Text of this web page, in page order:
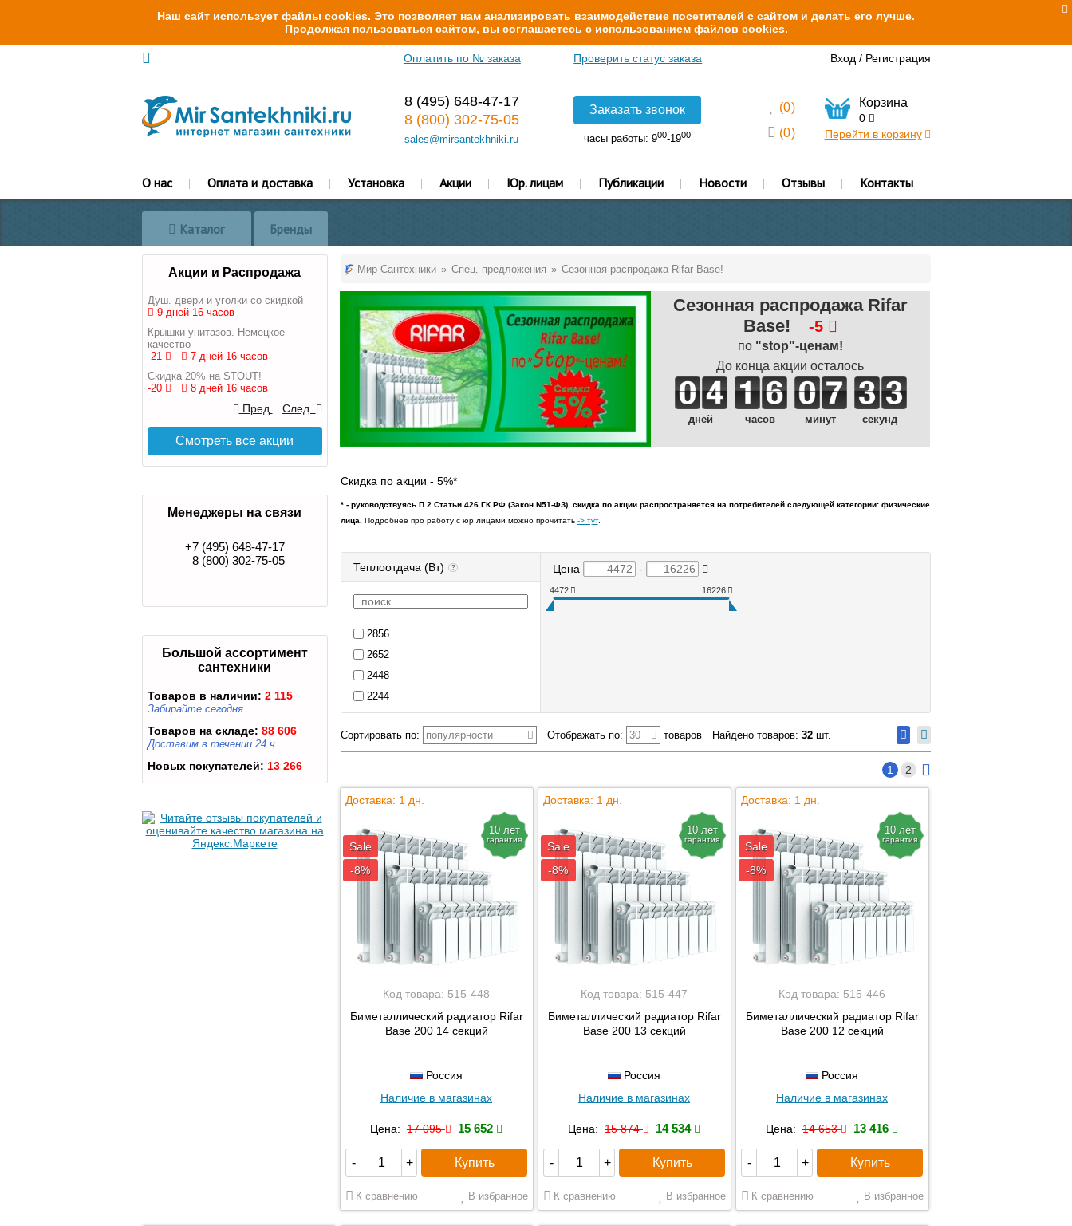
Наш сайт использует файлы cookies. Это позволяет нам анализировать взаимодействие посетителей с сайтом и делать его лучше.
Продолжая пользоваться сайтом, вы соглашаетесь с использованием файлов cookies.
Оплатить по № заказа Проверить статус заказа Вход / Регистрация
8 (495) 648-47-17
8 (800) 302-75-05
sales@mirsantekhniki.ru
Заказать звонок
часы работы: 900-1900
(0)
(0)
Корзина
0
Перейти в корзину
О нас Оплата и доставка Установка Акции Юр. лицам Публикации Новости Отзывы Контакты
Каталог Бренды
Акции и Распродажа
Душ. двери и уголки со скидкой
9 дней 16 часов
Крышки унитазов. Немецкое
качество
-21
7 дней 16 часов
Скидка 20% на STOUT!
-20
8 дней 16 часов
Пред. След.
Смотреть все акции
Менеджеры на связи
+7 (495) 648-47-17
8 (800) 302-75-05
Большой ассортимент
сантехники
Товаров в наличии: 2 115
Забирайте сегодня
Товаров на складе: 88 606
Доставим в течении 24 ч.
Новых покупателей: 13 266
Мир Сантехники Спец. предложения Сезонная распродажа Rifar Base!
Сезонная распродажа Rifar
Base!
-5
по "stop"-ценам!
До конца акции осталось
дней часов минут секунд
Скидка по акции - 5%*
* - руководствуясь П.2 Статьи 426 ГК РФ (Закон N51-ФЗ), скидка по акции распространяется на потребителей следующей категории: физические
лица.
Подробнее про работу с юр.лицами можно прочитать -> тут.
Теплоотдача (Вт) ?
2856
2652
2448
2244
2040
1904
1496
1428
1360
1352
1144
1088
680
624
544
416
Цена -
4472 16226
Сортировать по: популярности Отображать по: 30 товаров Найдено товаров: 32шт.
1 2
Доставка: 1 дн.
-8%
Sale
10 лет
гарантия
Код товара: 515-448
Биметаллический радиатор Rifar
Base 200 14 секций
Россия
Наличие в магазинах
Цена: 17 095 15 652
- + Купить
К сравнению В избранное
Доставка: 1 дн.
-8%
Sale
10 лет
гарантия
Код товара: 515-447
Биметаллический радиатор Rifar
Base 200 13 секций
Россия
Наличие в магазинах
Цена: 15 874 14 534
- + Купить
К сравнению В избранное
Доставка: 1 дн.
-8%
Sale
10 лет
гарантия
Код товара: 515-446
Биметаллический радиатор Rifar
Base 200 12 секций
Россия
Наличие в магазинах
Цена: 14 653 13 416
- + Купить
К сравнению В избранное